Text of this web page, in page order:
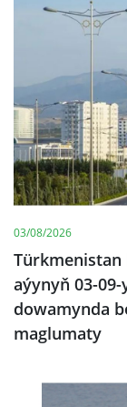
03/08/2026
Türkmenistan
aýynyň 03-
dowamynda
maglumaty